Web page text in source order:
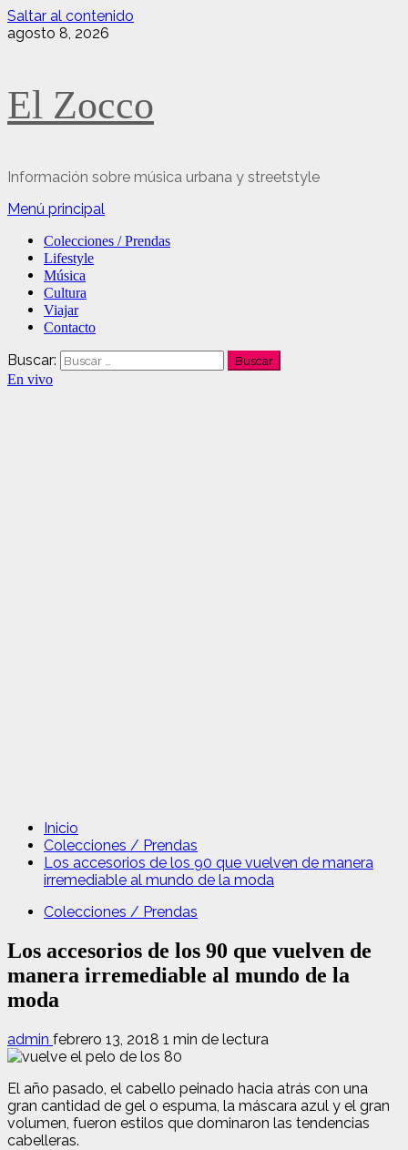
Saltar al contenido
agosto 8, 2026
El Zocco
Información sobre música urbana y streetstyle
Menú principal
Colecciones / Prendas
Lifestyle
Música
Cultura
Viajar
Contacto
Buscar:
En vivo
Inicio
Colecciones / Prendas
Los accesorios de los 90 que vuelven de manera
irremediable al mundo de la moda
Colecciones / Prendas
Los accesorios de los 90 que vuelven de
manera irremediable al mundo de la
moda
admin febrero 13, 2018 1 min de lectura
El año pasado, el cabello peinado hacia atrás con una
gran cantidad de gel o espuma, la máscara azul y el gran
volumen, fueron estilos que dominaron las tendencias
cabelleras.